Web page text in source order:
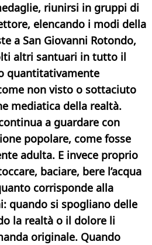
riunirsi in gruppi di
elencando i modi della
a San Giovanni Rotondo,
altri santuari in tutto il
quantitativamente
non visto o sottaciuto
mediatica della realtà.
a guardare con
popolare, come fosse
adulta. E invece proprio
baciare, bere l’acqua
corrisponde alla
quando si spogliano delle
la realtà o il dolore li
originale. Quando